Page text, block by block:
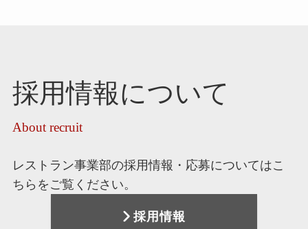
採用情報について
About recruit
レストラン事業部の採用情報・応募についてはこ
ちらをご覧ください。
採用情報